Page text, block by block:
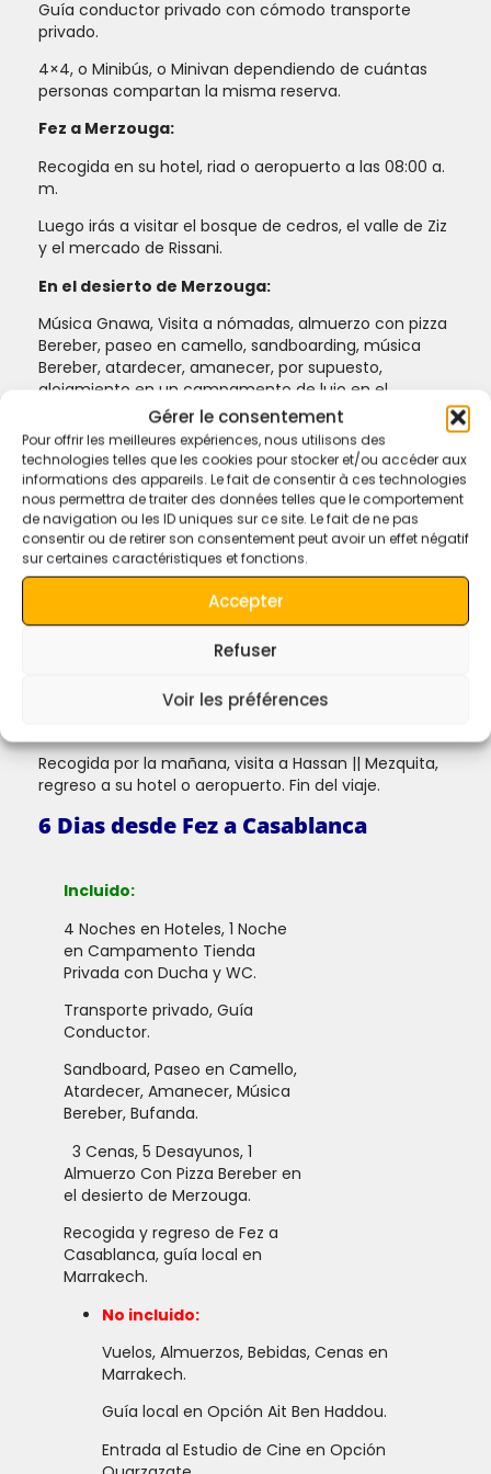
Gérer le consentement
Pour offrir les meilleures expériences, nous utilisons des
technologies telles que les cookies pour stocker et/ou accéder aux
informations des appareils. Le fait de consentir à ces technologies
nous permettra de traiter des données telles que le comportement
de navigation ou les ID uniques sur ce site. Le fait de ne pas
consentir ou de retirer son consentement peut avoir un effet négatif
sur certaines caractéristiques et fonctions.
Accepter
Refuser
Voir les préférences
Guía conductor privado con cómodo transporte
privado.
4×4, o Minibús, o Minivan dependiendo de cuántas
personas compartan la misma reserva.
Fez a Merzouga:
recogida en su hotel, riad o aeropuerto a las 08:00 a.
m.
Luego irás a visitar el bosque de cedros, el valle de Ziz
y el mercado de Rissani.
En el desierto de Merzouga:
Música Gnawa, Visita a nómadas, almuerzo con pizza
Bereber, paseo en camello, sandboarding, música
Bereber, atardecer, amanecer, por supuesto,
alojamiento en un campamento de lujo en el
A las gargantas del Dades:
Museo de fósiles de Erfoud, gargantas del Todra.
Durante la noche.
A Marrakech:
Ouarzazate, Kasbah Ait Ben Haddou, Estudio de cine
en Ouarzazate, Taourirt Kasbah, Montañas del Alto
Atlas Tizi-n-Tichka, Marrakech.
explorar la ciudad roja.
Recogida por la mañana, visita a Hassan || Mezquita,
regreso a su hotel o aeropuerto. Fin del viaje.
6 Dias desde Fez a Casablanca
Incluido:
4 Noches en Hoteles, 1 Noche
en Campamento Tienda
Privada con Ducha y WC.
Transporte privado, Guía
Conductor.
Sandboard, Paseo en Camello,
Atardecer, Amanecer, Música
Bereber, Bufanda.
3 Cenas, 5 Desayunos, 1
Almuerzo Con Pizza Bereber en
el desierto de Merzouga.
Recogida y regreso de Fez a
Casablanca, guía local en
Marrakech.
No incluido:
Vuelos, Almuerzos, Bebidas, Cenas en
Marrakech.
Guía local en Opción Ait Ben Haddou.
Entrada al Estudio de Cine en Opción